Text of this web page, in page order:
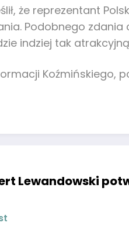
że reprezentant
Podobnego zdania
indziej tak
Koźmińskiego,
Lewandowski